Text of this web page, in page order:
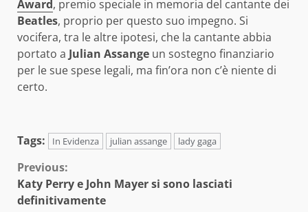
Award, premio speciale in memoria del cantante dei
Beatles, proprio per questo suo impegno. Si
vocifera, tra le altre ipotesi, che la cantante abbia
portato a Julian Assange un sostegno finanziario
per le sue spese legali, ma fin’ora non c’è niente di
certo.
Tags: In Evidenza julian assange lady gaga
Continue
Reading
Previous:
Katy Perry e John Mayer si sono lasciati
definitivamente